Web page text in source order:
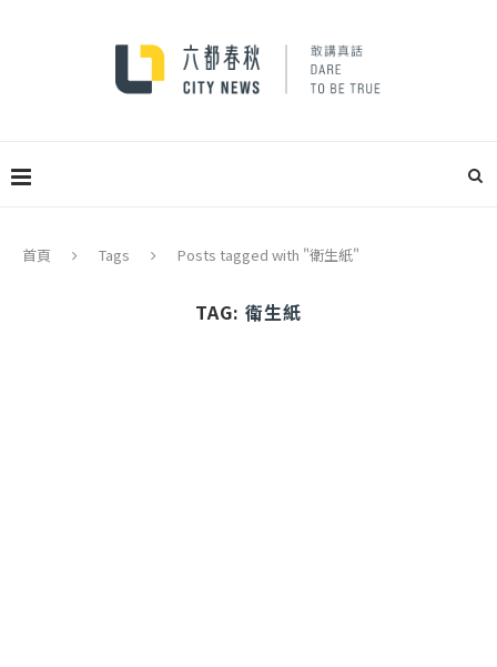
首頁 Tags Posts tagged with "衛生紙"
TAG: 衛生紙